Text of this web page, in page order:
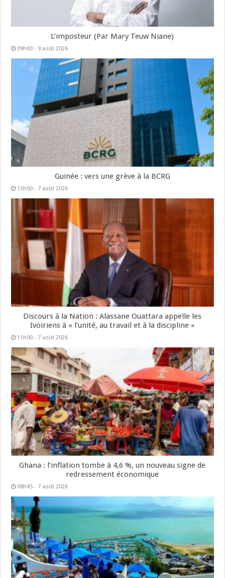
L’imposteur (Par Mary Teuw Niane)
09h00 - 9 août 2026
Guinée : vers une grève à la BCRG
13h00 - 7 août 2026
Discours à la Nation : Alassane Ouattara appelle les
Ivoiriens à « l’unité, au travail et à la discipline »
11h00 - 7 août 2026
Ghana : l’inflation tombe à 4,6 %, un nouveau signe de
redressement économique
08h45 - 7 août 2026